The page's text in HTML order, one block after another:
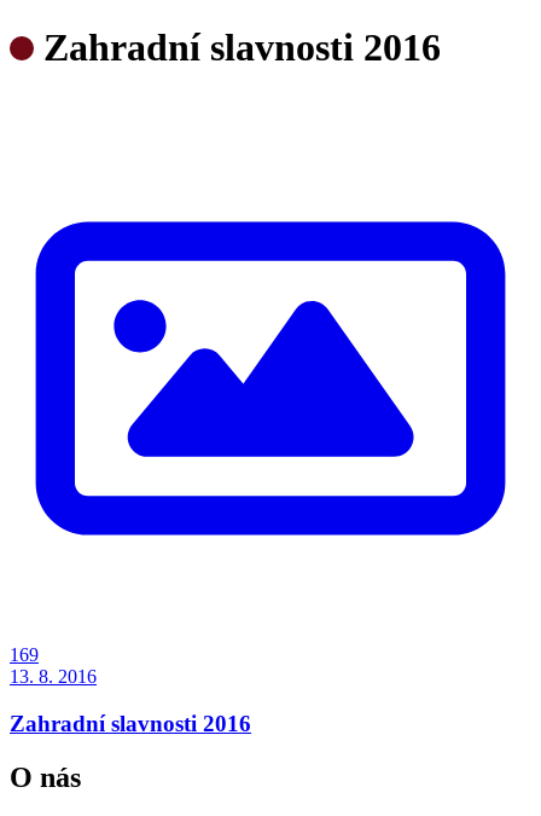
Zahradní slavnosti 2016
169
13. 8. 2016
Zahradní slavnosti 2016
O nás